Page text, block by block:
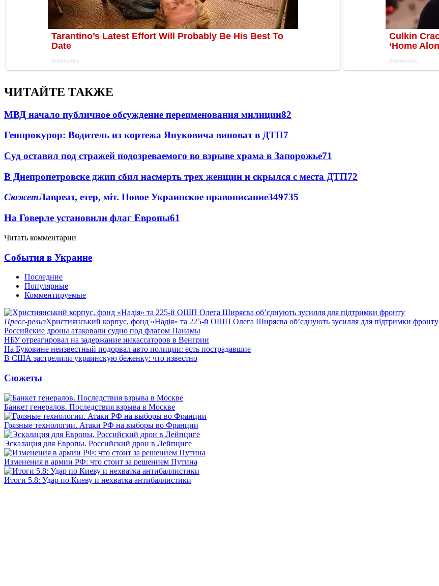
ЧИТАЙТЕ ТАКЖЕ
МВД начало публичное обсуждение переименования милиции82
Генпрокурор: Водитель из кортежа Януковича виноват в ДТП7
Суд оставил под стражей подозреваемого во взрыве храма в Запорожье71
В Днепропетровске джип сбил насмерть трех женщин и скрылся с места ДТП72
СюжетЛавреат, етер, міт. Новое Украинское правописание349735
На Говерле установили флаг Европы61
Читать комментарии
События в Украине
Последние
Популярные
Комментируемые
Пресс-релизХристиянський корпус, фонд «Надія» та 225-й ОШП Олега Ширяєва об’єднують зусилля для підтримки фронту
Российские дроны атаковали судно под флагом Панамы
НБУ отреагировал на задержание инкассаторов в Венгрии
На Буковине неизвестный подорвал авто полиции: есть пострадавшие
В США застрелили украинскую беженку: что известно
Сюжеты
Банкет генералов. Последствия взрыва в Москве
Грязные технологии. Атаки РФ на выборы во Франции
Эскалация для Европы. Российский дрон в Лейпциге
Изменения в армии РФ: что стоит за решением Путина
Итоги 5.8: Удар по Киеву и нехватка антибаллистики